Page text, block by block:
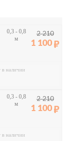
0,3 - 0,8
м
2 210
1 100
в наличии
0,3 - 0,8
м
2 210
1 100
в наличии